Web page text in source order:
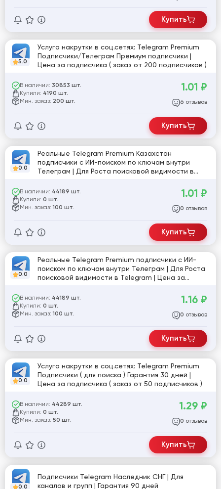
Купить
5.0
Услуга накрутки в соц.сетях: Telegram Premium
Подписчики/Телеграм Премиум подписчики |
Цена за подписчика ( заказ от 200 подписчиков )
В наличии: 30853 шт.
Купили: 4190 шт.
Мин. заказ: 200 шт.
1.01 ₽
6 отзывов
Купить
0.0
Реальные Telegram Premium Казахстан
подписчики с ИИ-поиском по ключам внутри
Телеграм | Для Роста поисковой видимости в
подписчиков )
В наличии: 44189 шт.
Купили: 0 шт.
Мин. заказ: 100 шт.
1.01 ₽
0 отзывов
Купить
0.0
Реальные Telegram Premium подписчики с ИИ-
поиском по ключам внутри Телеграм | Для Роста
поисковой видимости в Telegram | Цена за
В наличии: 44189 шт.
Купили: 0 шт.
Мин. заказ: 100 шт.
1.16 ₽
0 отзывов
Купить
0.0
Услуга накрутки в соц.сетях: Telegram Premium
Подписчики ( для поиска ) Гарантия 30 дней |
Цена за подписчика ( заказ от 50 подписчиков )
В наличии: 44289 шт.
Купили: 0 шт.
Мин. заказ: 50 шт.
1.29 ₽
0 отзывов
Купить
0.0
Подписчики Telegram Наследник СНГ | Для
каналов и групп | Гарантия 90 дней